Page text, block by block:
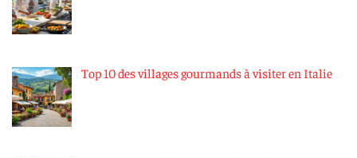
Top 10 des villages gourmands à visiter en Italie